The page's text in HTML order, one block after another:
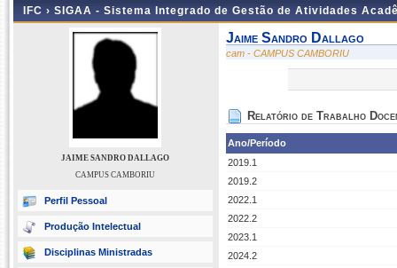
IFC › SIGAA - Sistema Integrado de Gestão de Atividades
JAIME SANDRO DALLAGO
CAMPUS CAMBORIU
Perfil Pessoal
Produção Intelectual
Disciplinas Ministradas
Jaime Sandro Dallago
cam - CAMPUS CAMBORIU
Relatório de Trabalho
Ano/Período
2019.1
2019.2
2022.1
2022.2
2023.1
2024.2